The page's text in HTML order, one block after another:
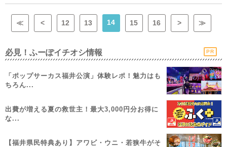
≪ < 12 13 14 15 16 > ≫
必見！ふーぽイチオシ情報 PR
「ポップサーカス福井公演」体験レポ！魅力はも
ちろん...
出費が増える夏の救世主！最大3,000円分お得に
な...
【福井県民特典あり】アワビ・ウニ・若狭牛がそ